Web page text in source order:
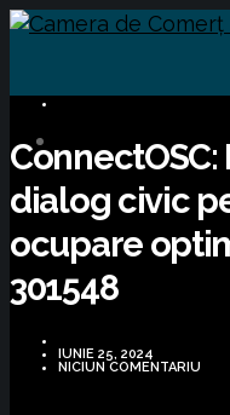
dialog civic
ocupare
301548
IUNIE 25, 2024
NICIUN COMENTARIU